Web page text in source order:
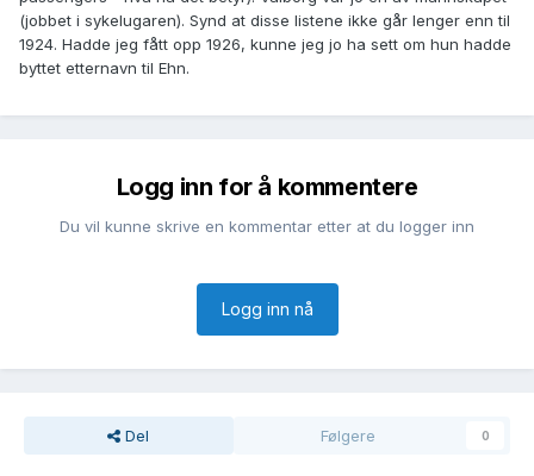
(jobbet i sykelugaren). Synd at disse listene ikke går lenger enn til
1924. Hadde jeg fått opp 1926, kunne jeg jo ha sett om hun hadde
byttet etternavn til Ehn.
Logg inn for å kommentere
Du vil kunne skrive en kommentar etter at du logger inn
Logg inn nå
Del Følgere 0